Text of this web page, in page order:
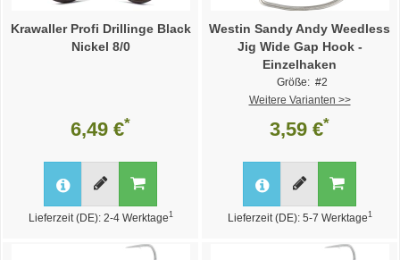
Krawaller Profi Drillinge Black
Nickel 8/0
6,49 €*
Lieferzeit (DE): 2-4 Werktage1
Westin Sandy Andy Weedless
Jig Wide Gap Hook -
Einzelhaken
Größe: #2
Weitere Varianten >>
3,59 €*
Lieferzeit (DE): 5-7 Werktage1